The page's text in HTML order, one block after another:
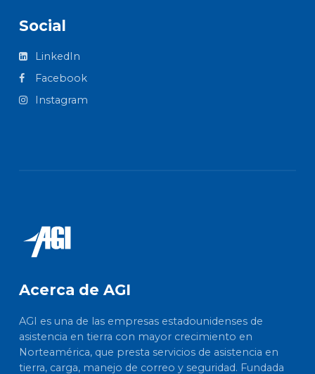
Social
LinkedIn
Facebook
Instagram
Acerca de AGI
AGI es una de las empresas estadounidenses de
asistencia en tierra con mayor crecimiento en
Norteamérica, que presta servicios de asistencia en
tierra, carga, manejo de correo y seguridad. Fundada